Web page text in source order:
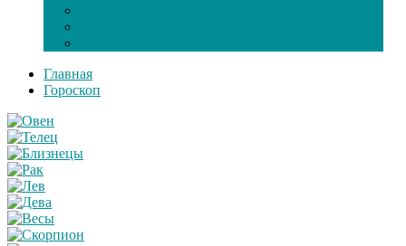
Главная
Гороскоп